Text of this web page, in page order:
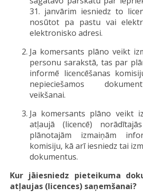
31. janvārim iesniedz to
nosūtot pa pastu vai
elektronisko adresi.
Ja komersants plāno veikt
personu sarakstā, tas par
informē licencēšanas
nepieciešamos
veikšanai.
Ja komersants plāno veikt
atļaujā (licencē)
plānotajām izmaiņām
komisiju, kā arī iesniedz tai
dokumentus.
Kur jāiesniedz pieteikuma
atļaujas (licences) saņemšanai?